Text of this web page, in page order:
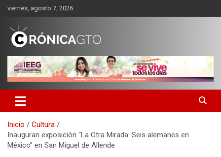
Saltar
contenido
viernes, agosto 7, 2026
CRONICA GUANAJUATO
Inicio
Cultura
Inauguran exposición “La Otra Mirada: Seis alemanes en
México” en San Miguel de Allende